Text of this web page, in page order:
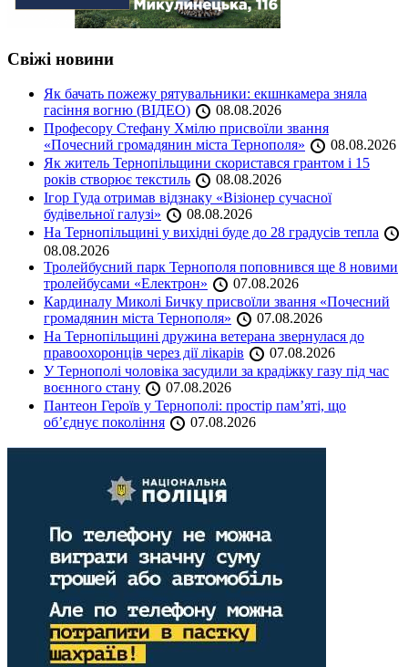
Свіжі новини
Як бачать пожежу рятувальники: екшнкамера зняла
гасіння вогню (ВІДЕО)
08.08.2026
Професору Стефану Хмілю присвоїли звання
«Почесний громадянин міста Тернополя»
08.08.2026
Як житель Тернопільщини скористався грантом і 15
років створює текстиль
08.08.2026
Ігор Гуда отримав відзнаку «Візіонер сучасної
будівельної галузі»
08.08.2026
На Тернопільщині у вихідні буде до 28 градусів тепла
08.08.2026
Тролейбусний парк Тернополя поповнився ще 8 новими
тролейбусами «Електрон»
07.08.2026
Кардиналу Миколі Бичку присвоїли звання «Почесний
громадянин міста Тернополя»
07.08.2026
На Тернопільщині дружина ветерана звернулася до
правоохоронців через дії лікарів
07.08.2026
У Тернополі чоловіка засудили за крадіжку газу під час
воєнного стану
07.08.2026
Пантеон Героїв у Тернополі: простір пам’яті, що
об’єднує покоління
07.08.2026